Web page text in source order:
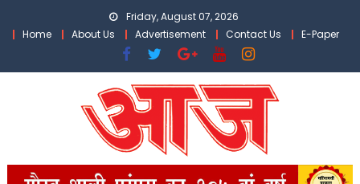
Friday, August 07, 2026
Home
About Us Advertisement Contact Us E-Paper